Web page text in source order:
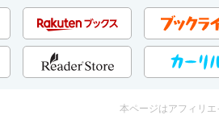
本ページはアフィリ